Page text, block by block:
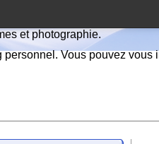
et photographie.
personnel. Vous pouvez